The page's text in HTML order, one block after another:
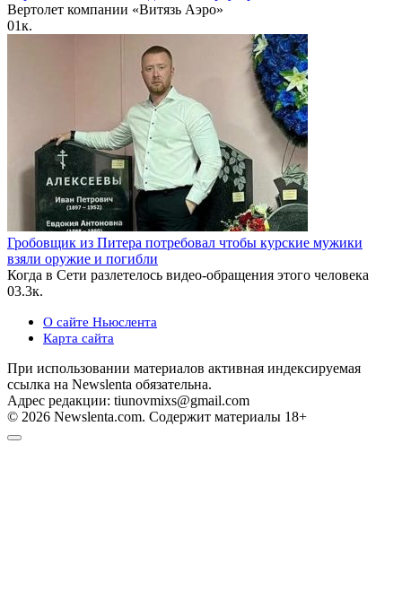
Вертолет компании «Витязь Аэро»
01к.
Гробовщик из Питера потребовал чтобы курские мужики
взяли оружие и погибли
Когда в Сети разлетелось видео-обращения этого человека
03.3к.
О сайте Ньюслента
Карта сайта
При использовании материалов активная индексируемая
ссылка на Newslenta обязательна.
Адрес редакции: tiunovmixs@gmail.com
© 2026 Newslenta.com. Содержит материалы 18+